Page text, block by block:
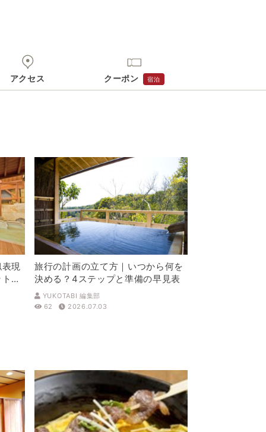
お問合せください。
にご自身でお問合せください。
アクセス クーポン 宿泊
現
を
旅行の計画の立て方｜いつから何を
決める？4ステップと準備の早見表
YUKOTABI 編集部
62
2026.07.03